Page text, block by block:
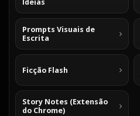
Ideias
Prompts Visuais de
Escrita
Ficção Flash
Story Notes (Extensão
do Chrome)